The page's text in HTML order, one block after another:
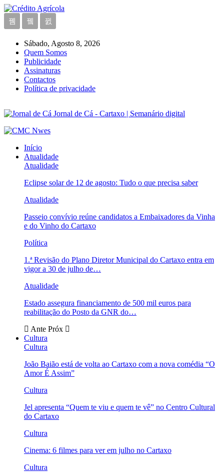
Sábado, Agosto 8, 2026
Quem Somos
Publicidade
Assinaturas
Contactos
Política de privacidade
Jornal de Cá - Cartaxo | Semanário digital
Início
Atualidade
Atualidade
Eclipse solar de 12 de agosto: Tudo o que precisa saber
Atualidade
Passeio convívio reúne candidatos a Embaixadores da Vinha
e do Vinho do Cartaxo
Política
1.ª Revisão do Plano Diretor Municipal do Cartaxo entra em
vigor a 30 de julho de…
Atualidade
Estado assegura financiamento de 500 mil euros para
reabilitação do Posto da GNR do…
Ante Próx
Cultura
Cultura
João Baião está de volta ao Cartaxo com a nova comédia “O
Amor É Assim”
Cultura
Jel apresenta “Quem te viu e quem te vê” no Centro Cultural
do Cartaxo
Cultura
Cinema: 6 filmes para ver em julho no Cartaxo
Cultura